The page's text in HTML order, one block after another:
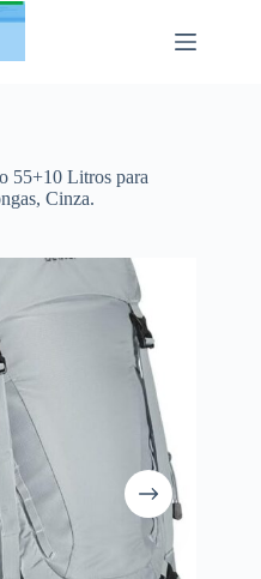
55+10 Litros para
Cinza.